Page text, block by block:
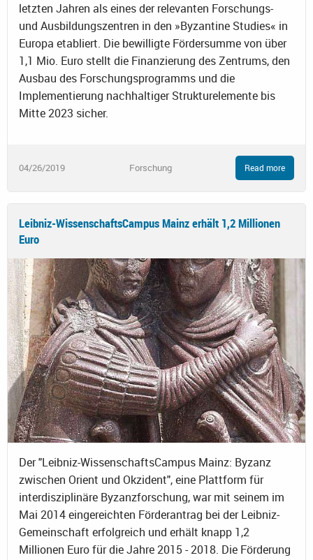
letzten Jahren als eines der relevanten Forschungs-
und Ausbildungszentren in den »Byzantine Studies« in
Europa etabliert. Die bewilligte Fördersumme von über
1,1 Mio. Euro stellt die Finanzierung des Zentrums, den
Ausbau des Forschungsprogramms und die
Implementierung nachhaltiger Strukturelemente bis
Mitte 2023 sicher.
04/26/2019 Forschung Read more
Leibniz-WissenschaftsCampus Mainz erhält 1,2 Millionen
Euro
Der "Leibniz-WissenschaftsCampus Mainz: Byzanz
zwischen Orient und Okzident", eine Plattform für
interdisziplinäre Byzanzforschung, war mit seinem im
Mai 2014 eingereichten Förderantrag bei der Leibniz-
Gemeinschaft erfolgreich und erhält knapp 1,2
Millionen Euro für die Jahre 2015 - 2018. Die Förderung